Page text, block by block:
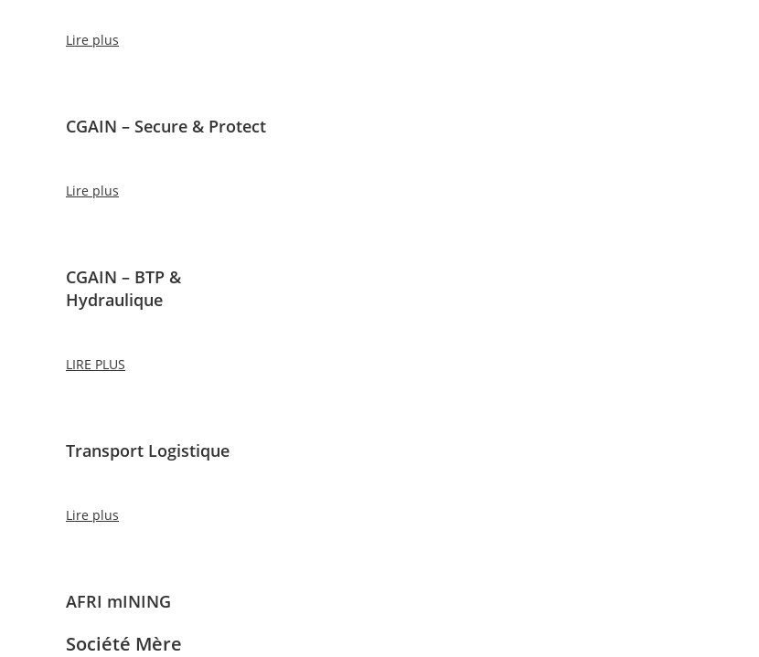
Lire plus
CGAIN – Secure & Protect
Lire plus
CGAIN – BTP &
Hydraulique
LIRE PLUS
Transport Logistique
Lire plus
AFRI mINING
Société Mère